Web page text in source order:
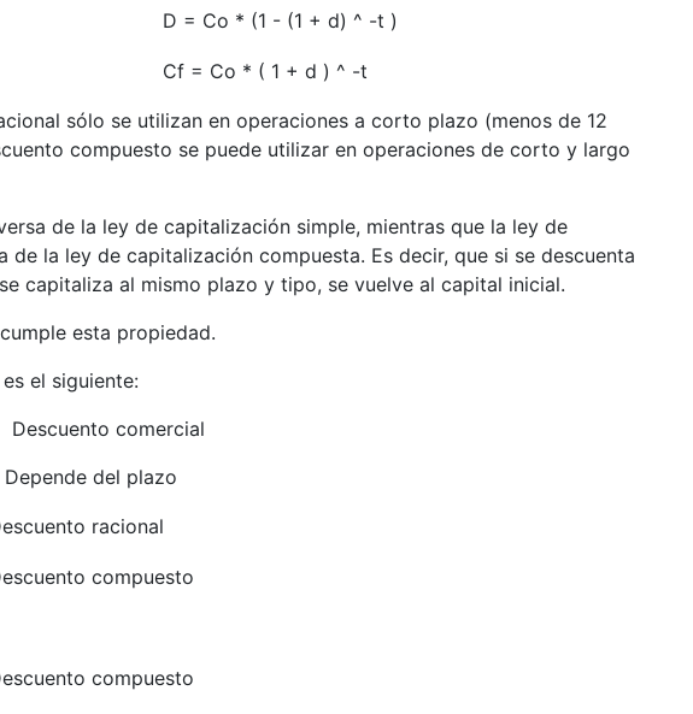
D = Co * (1 - (1 + d) ^ -t )
Cf = Co * ( 1 + d ) ^ -t
sólo se utilizan en operaciones a corto plazo (menos de 12
compuesto se puede utilizar en operaciones de corto y largo
de la ley de capitalización simple, mientras que la ley de
de la ley de capitalización compuesta. Es decir, que si se descuenta
capitaliza al mismo plazo y tipo, se vuelve al capital inicial.
esta propiedad.
el siguiente:
comercial
del plazo
racional
compuesto
compuesto